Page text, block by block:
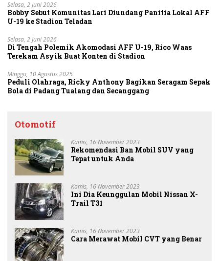
Selasa, 2 Juni 2026
Bobby Sebut Komunitas Lari Diundang Panitia Lokal AFF
U-19 ke Stadion Teladan
Selasa, 2 Juni 2026
Di Tengah Polemik Akomodasi AFF U-19, Rico Waas
Terekam Asyik Buat Konten di Stadion
Minggu, 10 Agustus 2025
Peduli Olahraga, Ricky Anthony Bagikan Seragam Sepak
Bola di Padang Tualang dan Secanggang
Otomotif
Kamis, 16 November 2023
Rekomendasi Ban Mobil SUV yang
Tepat untuk Anda
Kamis, 16 November 2023
Ini Dia Keunggulan Mobil Nissan X-
Trail T31
Kamis, 16 November 2023
Cara Merawat Mobil CVT yang Benar